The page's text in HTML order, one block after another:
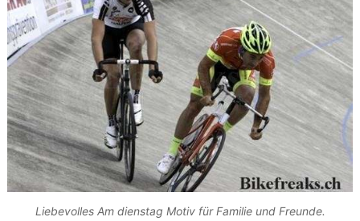
Liebevolles Am dienstag Motiv für Familie und Freunde.